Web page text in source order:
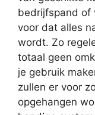
bedrijfspand of
voor dat alles
wordt. Zo
totaal geen
je gebruik
zullen er voor
opgehangen